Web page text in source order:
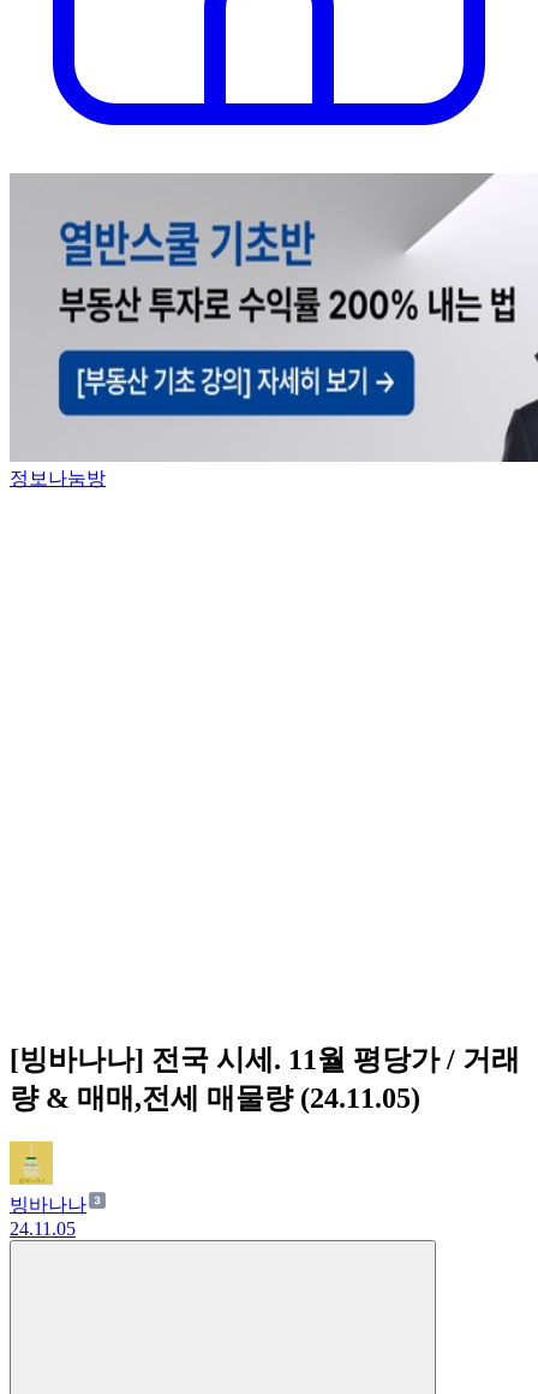
정보나눔방
[빙바나나] 전국 시세. 11월 평당가 / 거래
량 & 매매,전세 매물량 (24.11.05)
빙바나나
24.11.05